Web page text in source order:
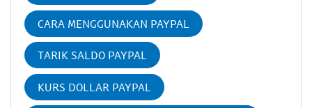
CARA MENGGUNAKAN PAYPAL
TARIK SALDO PAYPAL
KURS DOLLAR PAYPAL